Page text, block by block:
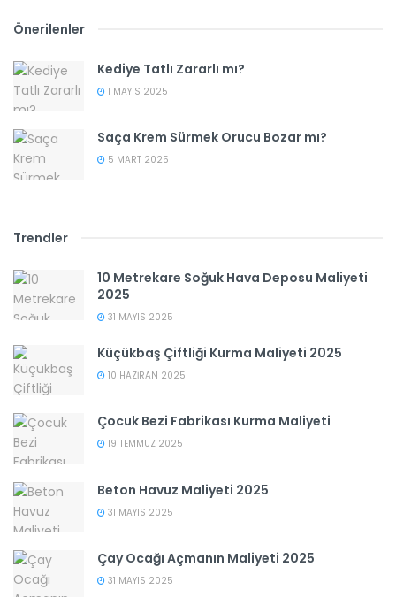
Önerilenler
Kediye Tatlı Zararlı mı?
1 MAYIS 2025
Saça Krem Sürmek Orucu Bozar mı?
5 MART 2025
Trendler
10 Metrekare Soğuk Hava Deposu Maliyeti
2025
31 MAYIS 2025
Küçükbaş Çiftliği Kurma Maliyeti 2025
10 HAZIRAN 2025
Çocuk Bezi Fabrikası Kurma Maliyeti
19 TEMMUZ 2025
Beton Havuz Maliyeti 2025
31 MAYIS 2025
Çay Ocağı Açmanın Maliyeti 2025
31 MAYIS 2025